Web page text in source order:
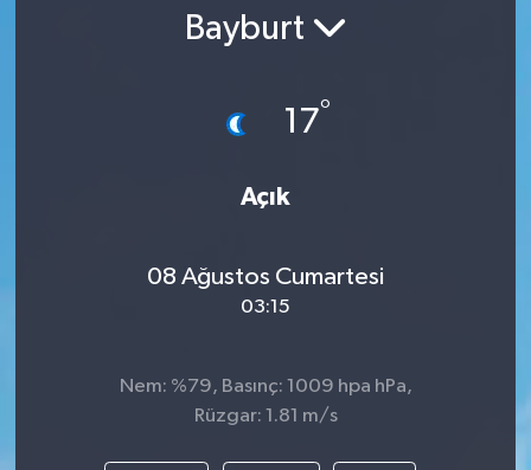
Bayburt
17°
Açık
08 Ağustos Cumartesi
03:15
Nem: %79, Basınç: 1009 hpa hPa,
Rüzgar: 1.81 m/s
BİLİM VE TEKNOLOJİ
Düzce